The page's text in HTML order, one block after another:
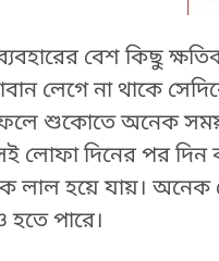
বেশ কিছু
লেগে না থাকে
শুকোতে অনেক
লোফা দিনের পর দিন
লাল হয়ে যায়।
হতে পারে।
HTML / JS Code